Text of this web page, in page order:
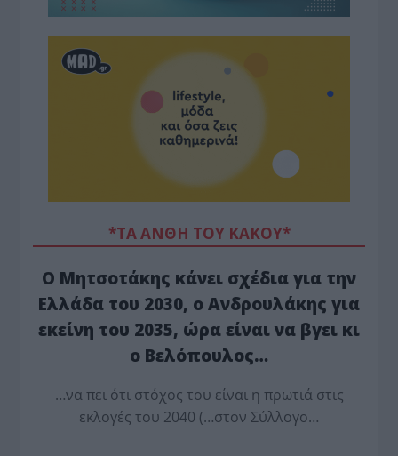
*ΤΑ ΆΝΘΗ ΤΟΥ ΚΑΚΟΎ*
Ο Μητσοτάκης κάνει σχέδια για την
Ελλάδα του 2030, ο Ανδρουλάκης για
εκείνη του 2035, ώρα είναι να βγει κι
ο Βελόπουλος…
…να πει ότι στόχος του είναι η πρωτιά στις
εκλογές του 2040 (…στον Σύλλογο…